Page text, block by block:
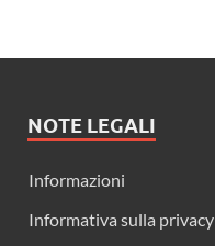
NOTE LEGALI
Informazioni
Informativa sulla privacy